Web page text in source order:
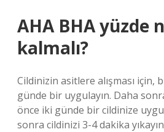
AHA BHA yüzde
kalmalı?
Cildinizin asitlere alışması için,
günde bir uygulayın. Daha
önce iki günde bir cildinize
sonra cildinizi 3-4 dakika